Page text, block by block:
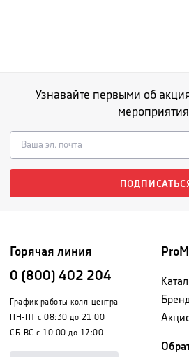
Узнавайте первыми об
Горячая линия
0 (800) 402 204
График работы колл-центра
ПН-ПТ с 08:30 до 21:00
СБ-ВС с 10:00 до 17:00